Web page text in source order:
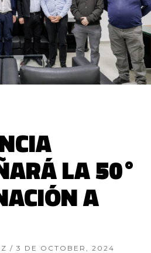
LA 50°
A
/ 3 DE OCTOBER, 2024